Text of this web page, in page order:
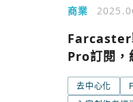
商業
Farcaster
Pro訂閱，
去中心化